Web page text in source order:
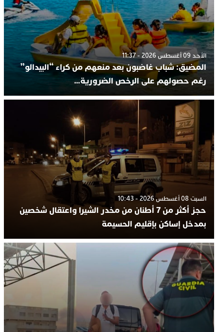
الأحد 09 أغسطس 2026 - 11:37
المضيق: شباب غاضبون بعد منعهم من كراء “البيدالو”
رغم حصولهم على الرخص الضرورية…
السبت 08 أغسطس 2026 - 10:43
حجز أكثر من 7 أطنان من مخدر الشيرا واعتقال شخصين
بمدخل إساكن بإقليم الحسيمة